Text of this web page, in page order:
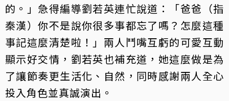
的。」急得編導劉若英連忙說道：「爸爸（指
秦漢）你不是說你很多事都忘了嗎？怎麼這種
事記這麼清楚啦！」兩人鬥嘴互虧的可愛互動
顯示好交情，劉若英也補充道，她這麼做是為
了讓節奏更生活化、自然，同時感謝兩人全心
投入角色並真誠演出。